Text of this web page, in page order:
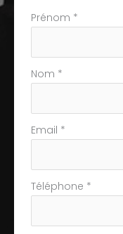
Formulaire
téléphone
Prénom *
Nom *
Email *
Téléphone *